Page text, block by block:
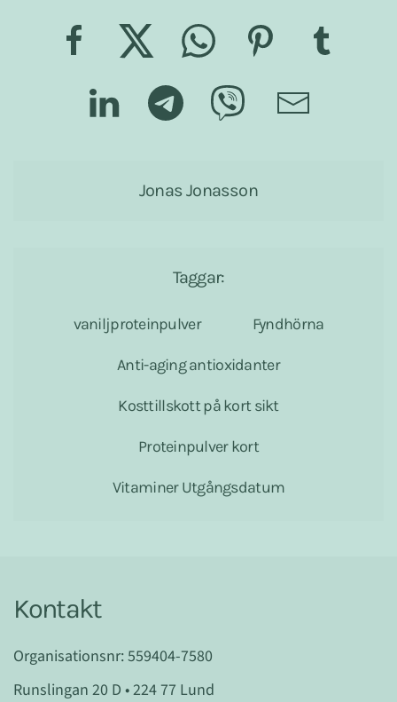
Jonas Jonasson
Taggar:
vaniljproteinpulver Fyndhörna
Anti-aging antioxidanter
Kosttillskott på kort sikt
Proteinpulver kort
Vitaminer Utgångsdatum
Kontakt
Organisationsnr: 559404-7580
Runslingan 20 D • 224 77 Lund